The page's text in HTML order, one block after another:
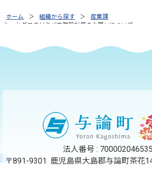
ホーム 組織から探す
産業課
セグロウリミバエ防除対策のお願いについて
法人番号 :
〒891-9301 鹿児島県大島郡与論町茶花